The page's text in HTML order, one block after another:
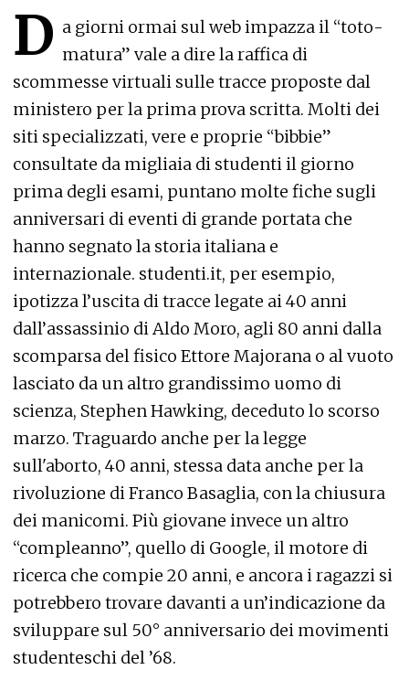
D a giorni ormai sul web impazza il “toto-
matura” vale a dire la raffica di
scommesse virtuali sulle tracce proposte dal
ministero per la prima prova scritta. Molti dei
siti specializzati, vere e proprie “bibbie”
consultate da migliaia di studenti il giorno
prima degli esami, puntano molte fiche sugli
anniversari di eventi di grande portata che
hanno segnato la storia italiana e
internazionale. studenti.it, per esempio,
ipotizza l’uscita di tracce legate ai 40 anni
dall’assassinio di Aldo Moro, agli 80 anni dalla
scomparsa del fisico Ettore Majorana o al vuoto
lasciato da un altro grandissimo uomo di
scienza, Stephen Hawking, deceduto lo scorso
marzo. Traguardo anche per la legge
sull'aborto, 40 anni, stessa data anche per la
rivoluzione di Franco Basaglia, con la chiusura
dei manicomi. Più giovane invece un altro
“compleanno”, quello di Google, il motore di
ricerca che compie 20 anni, e ancora i ragazzi si
potrebbero trovare davanti a un’indicazione da
sviluppare sul 50° anniversario dei movimenti
studenteschi del ’68.